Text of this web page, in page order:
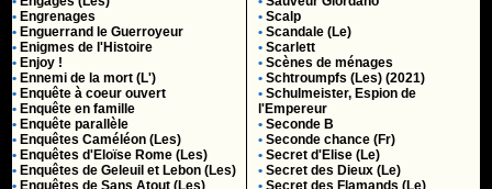
• Engrenages
• Enguerrand le Guerroyeur
• Enigmes de l'Histoire
• Enjoy !
• Ennemi de la mort (L')
• Enquête à coeur ouvert
• Enquête en famille
• Enquête parallèle
• Enquêtes Caméléon (Les)
• Enquêtes d'Eloïse Rome (Les)
• Enquêtes de Geleuil et Lebon (Les)
• Enquêtes de Sans Atout (Les)
• Scalp
• Scandale (Le)
• Scarlett
• Scènes de ménages
• Schtroumpfs (Les) (2021)
• Schulmeister, Espion de
l'Empereur
• Seconde B
• Seconde chance (Fr)
• Secret d'Elise (Le)
• Secret des Dieux (Le)
• Secret des Flamands (Le)